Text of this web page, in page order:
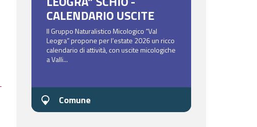
CALENDARIO USCITE
Il Gruppo Naturalistico Micologico “Val
Leogra” propone per l’estate 2026 un ricco
calendario di attività, con uscite micologiche
a Valli...
Comune